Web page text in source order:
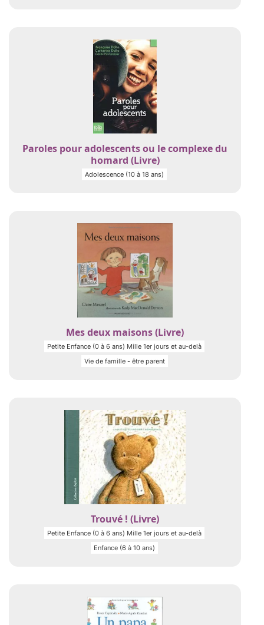
Paroles pour adolescents ou le complexe du
homard (Livre)
Adolescence (10 à 18 ans)
Mes deux maisons (Livre)
Petite Enfance (0 à 6 ans) Mille 1er jours et au-delà
Vie de famille - être parent
Trouvé ! (Livre)
Petite Enfance (0 à 6 ans) Mille 1er jours et au-delà
Enfance (6 à 10 ans)